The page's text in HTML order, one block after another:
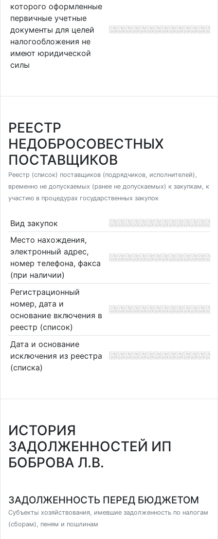
которого оформленные
первичные учетные
документы для целей
налогообложения не
имеют юридической
силы
РЕЕСТР
НЕДОБРОСОВЕСТНЫХ
ПОСТАВЩИКОВ
Реестр (список) поставщиков (подрядчиков, исполнителей),
временно не допускаемых (ранее не допускаемых) к закупкам, к
участию в процедурах государственных закупок
Вид закупок
Место нахождения,
электронный адрес,
номер телефона, факса
(при наличии)
Регистрационный
номер, дата и
основание включения в
реестр (список)
Дата и основание
исключения из реестра
(списка)
ИСТОРИЯ
ЗАДОЛЖЕННОСТЕЙ ИП
БОБРОВА Л.В.
ЗАДОЛЖЕННОСТЬ ПЕРЕД БЮДЖЕТОМ
Субъекты хозяйствования, имевшие задолженность по налогам
(сборам), пеням и пошлинам